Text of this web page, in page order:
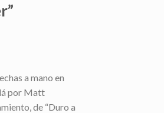
a mano en
por Matt
de “Duro a